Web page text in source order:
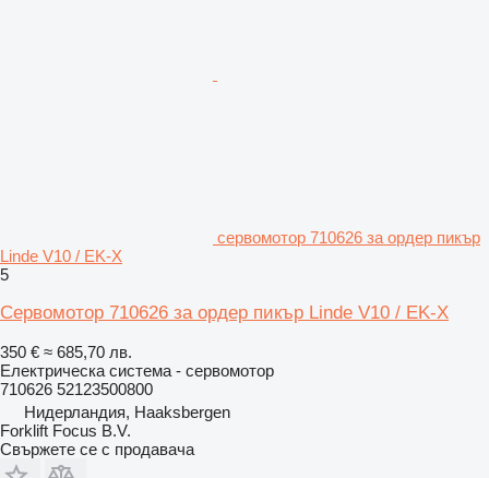
сервомотор 710626 за ордер пикър
Linde V10 / EK-X
5
Сервомотор 710626 за ордер пикър Linde V10 / EK-X
350 € ≈ 685,70 лв.
Електрическа система - сервомотор
710626 52123500800
Нидерландия, Haaksbergen
Forklift Focus B.V.
Свържете се с продавача